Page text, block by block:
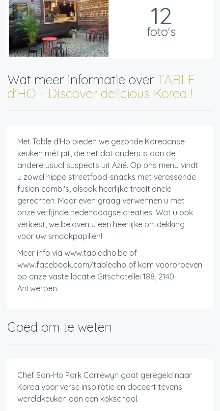
12
foto's
Wat meer informatie over TABLE
d'HO - Discover delicious Korea !
Met Table d'Ho bieden we gezonde Koreaanse
keuken mét pit, die net dat anders is dan de
andere usual suspects uit Azië. Op ons menu vindt
u zowel hippe streetfood-snacks met verassende
fusion combi's, alsook heerlijke traditionele
gerechten. Maar even graag verwennen u met
onze verfijnde hedendaagse creaties. Wat u ook
verkiest, we beloven u een heerlijke ontdekking
voor uw smaakpapillen!
Meer info via www.tabledho.be of
www.facebook.com/tabledho of kom voorproeven
op onze vaste locatie Gitschotellei 188, 2140
Antwerpen.
Goed om te weten
Chef San-Ho Park Correwyn gaat geregeld naar
Korea voor verse inspiratie en doceert tevens
wereldkeuken aan een kokschool.